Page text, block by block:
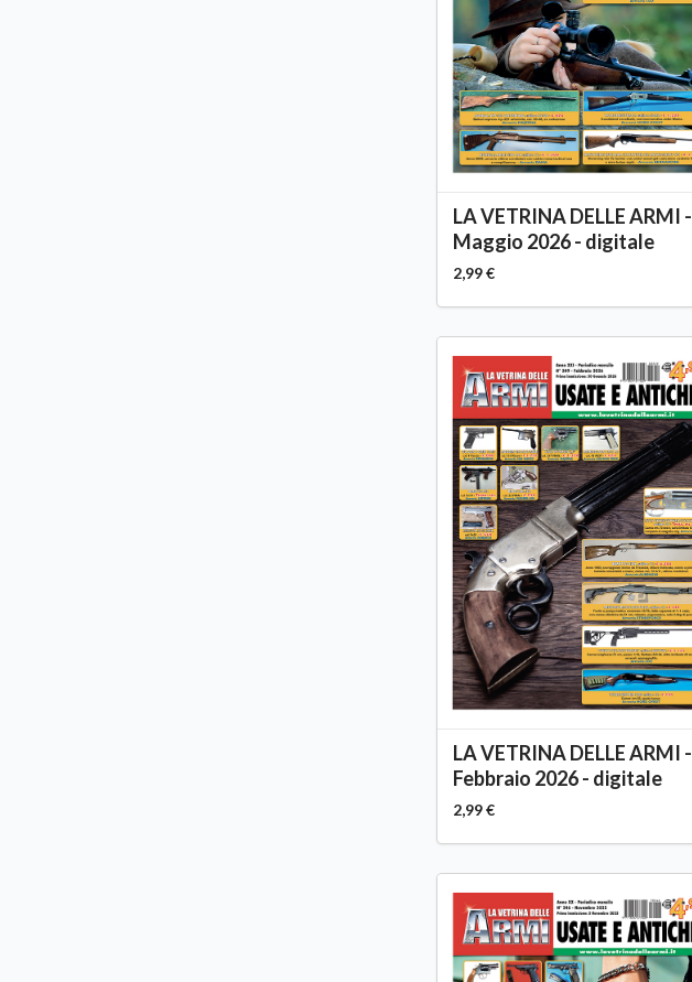
LA VETRINA DELLE ARMI -
Maggio 2026 - digitale
2,99 €
LA VETRINA DELLE ARMI -
Febbraio 2026 - digitale
2,99 €